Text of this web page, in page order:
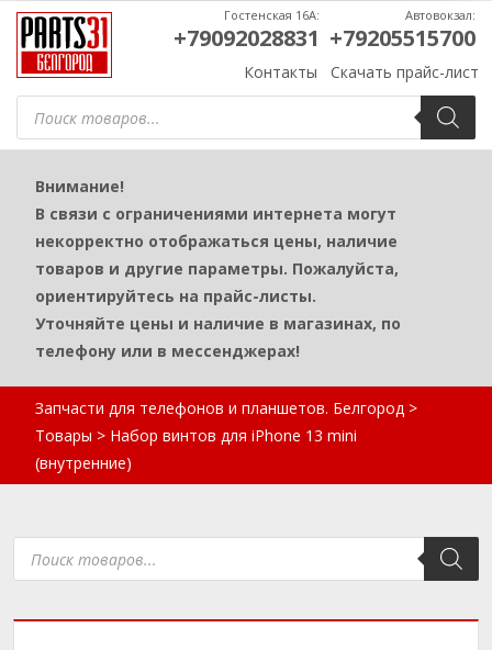
Поиск
товаров
Контакты Скачать прайс-лист
Гостенская 16А:
+79092028831
Автовокзал:
+79205515700
Внимание!
В связи с ограничениями интернета могут
некорректно отображаться цены, наличие
товаров и другие параметры. Пожалуйста,
ориентируйтесь на прайс-листы.
Уточняйте цены и наличие в магазинах, по
телефону или в мессенджерах!
Запчасти для телефонов и планшетов. Белгород >
Товары > Набор винтов для iPhone 13 mini
(внутренние)
Поиск
товаров